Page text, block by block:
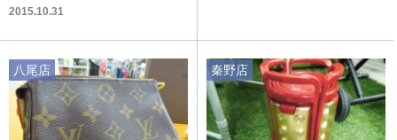
2015.10.31
八尾店 秦野店